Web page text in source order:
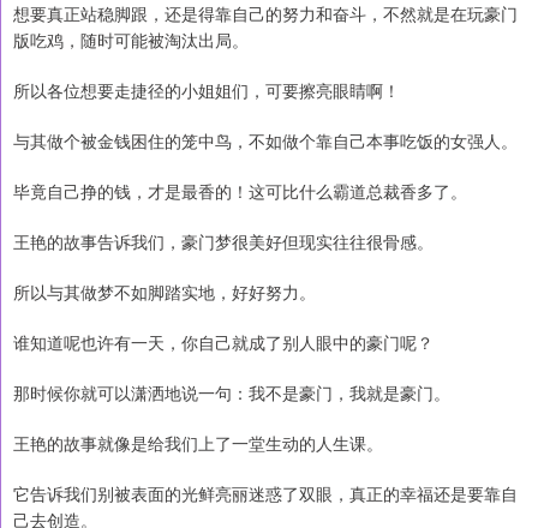
想要真正站稳脚跟，还是得靠自己的努力和奋斗，不然就是在玩豪门
版吃鸡，随时可能被淘汰出局。
所以各位想要走捷径的小姐姐们，可要擦亮眼睛啊！
与其做个被金钱困住的笼中鸟，不如做个靠自己本事吃饭的女强人。
毕竟自己挣的钱，才是最香的！这可比什么霸道总裁香多了。
王艳的故事告诉我们，豪门梦很美好但现实往往很骨感。
所以与其做梦不如脚踏实地，好好努力。
谁知道呢也许有一天，你自己就成了别人眼中的豪门呢？
那时候你就可以潇洒地说一句：我不是豪门，我就是豪门。
王艳的故事就像是给我们上了一堂生动的人生课。
它告诉我们别被表面的光鲜亮丽迷惑了双眼，真正的幸福还是要靠自
己去创造。